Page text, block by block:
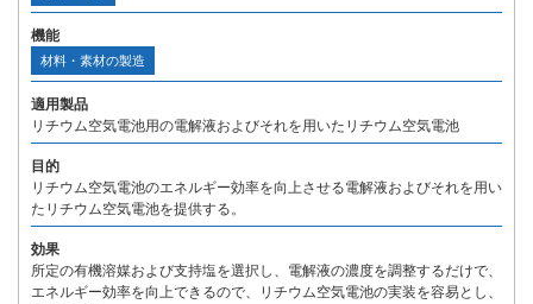
機能
材料・素材の製造
適用製品
リチウム空気電池用の電解液およびそれを用いたリチウム空気電池
目的
リチウム空気電池のエネルギー効率を向上させる電解液およびそれを用い
たリチウム空気電池を提供する。
効果
所定の有機溶媒および支持塩を選択し、電解液の濃度を調整するだけで、
エネルギー効率を向上できるので、リチウム空気電池の実装を容易とし、